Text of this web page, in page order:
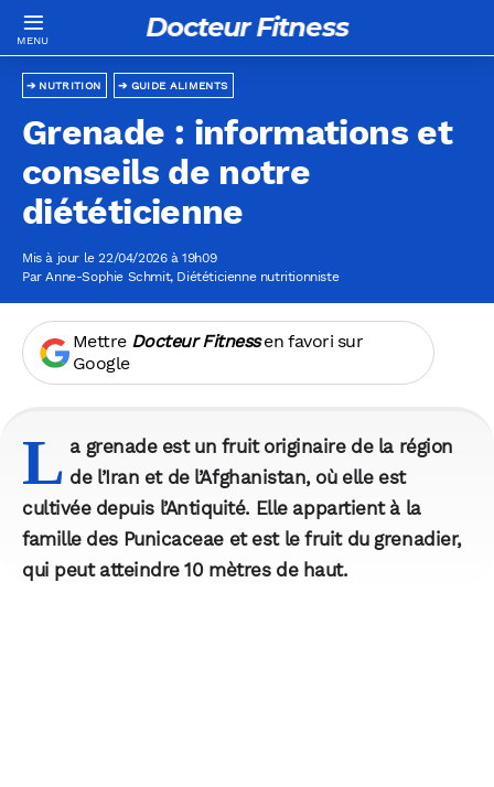
Docteur Fitness
GUIDE ALIMENTS
NUTRITION
Grenade : informations et
conseils de notre
diététicienne
Mis à jour le 22/04/2026 à 19h09
ParAnne-Sophie Schmit, Diététicienne nutritionniste
Mettre Docteur Fitnessen favori sur
Google
L a grenade est un fruit originaire de la région
de l’Iran et de l’Afghanistan, où elle est
cultivée depuis l’Antiquité. Elle appartient à la
famille des Punicaceae et est le fruit du grenadier,
qui peut atteindre 10 mètres de haut.